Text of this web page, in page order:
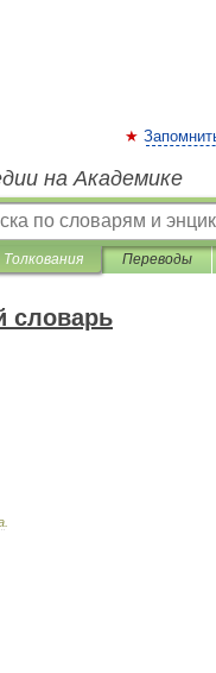
на Академике
Толкования Переводы
словарь